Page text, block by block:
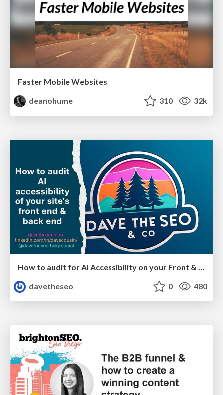
Faster Mobile Websites
deanohume
310 32k
How to audit for AI Accessibility on your Front & Back End
davetheseo
0 480